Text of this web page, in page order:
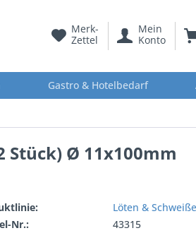
Merk-
Zettel
Mein
Konto
Gastro & Hotelbedarf
Stück) Ø 11x100mm
Löten &
Nr.:
43315